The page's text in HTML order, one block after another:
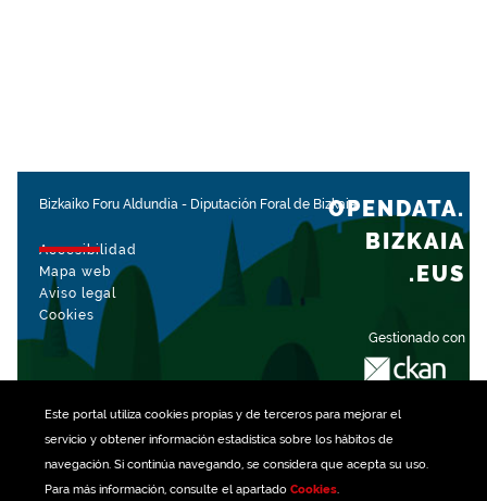
Este portal utiliza cookiespropias y de terceros para mejorar el
servicio y obtener información estadística sobre los hábitos de
navegación. Si continúa navegando, se considera que acepta su uso.
Para más información, consulte el apartado Cookies.
Bizkaiko Foru Aldundia - Diputación Foral de Bizkaia
Accesibilidad
Mapa web
Aviso legal
Cookies
Gestionado con
OPENDATA.
BIZKAIA
.EUS